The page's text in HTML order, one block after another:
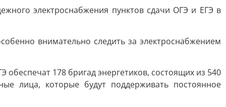
электроснабжения пунктов сдачи ОГЭ и ЕГЭ в
внимательно следить за электроснабжением
178 бригад энергетиков, состоящих из 540
лица, которые будут поддерживать постоянное